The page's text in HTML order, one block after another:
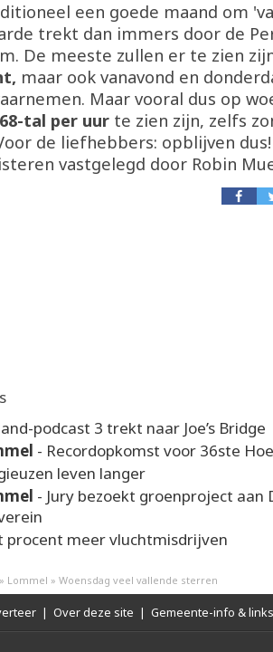
een goede maand om
trekt dan immers door de
De meeste zullen er te zien
maar ook vanavond en
Maar vooral dus op
tal per uur te zien zijn, zelfs
de liefhebbers: opblijven
vastgelegd door Robin
podcast 3 trekt naar Joe’s Bridge
- Recordopkomst voor 36ste
leven langer
- Jury bezoekt groenproject aan
procent meer vluchtmisdrijven
» Lommel » Woensdag veel vallende sterren
| Over deze site | Gemeente-info & links